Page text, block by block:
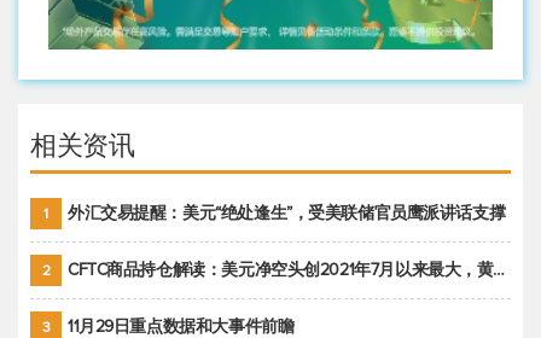
相关资讯
1 外汇交易提醒：美元“绝处逢生”，受美联储官员鹰派讲话支撑
2 CFTC商品持仓解读：美元净空头创2021年7月以来最大，黄金期货投机性净多头头寸减少
3 11月29日重点数据和大事件前瞻